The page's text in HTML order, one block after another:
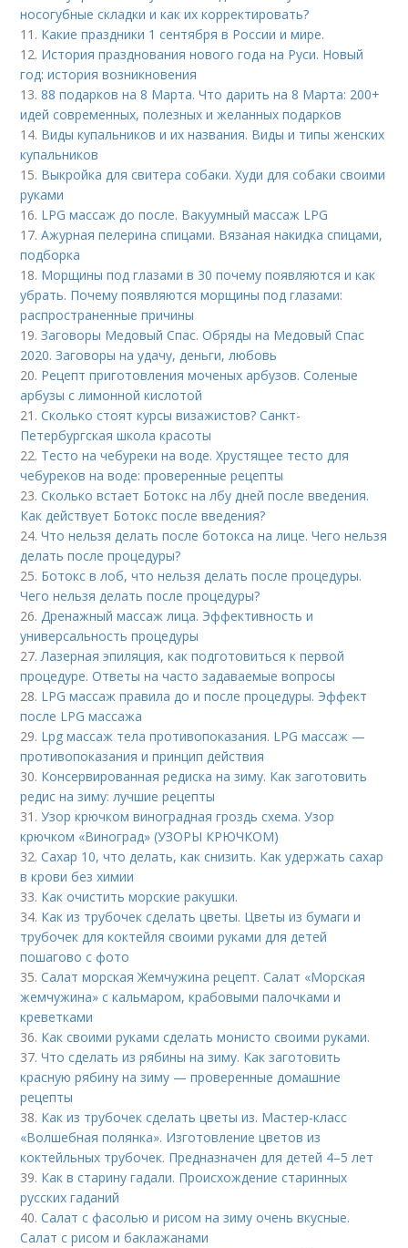
носогубные складки и как их корректировать?
11. Какие праздники 1 сентября в России и мире.
12. История празднования нового года на Руси. Новый
год: история возникновения
13.88 подарков на 8 Марта. Что дарить на 8 Марта: 200+
идей современных, полезных и желанных подарков
14. Виды купальников и их названия. Виды и типы женских
купальников
15. Выкройка для свитера собаки. Худи для собаки своими
руками
16. LPG массаж до после. Вакуумный массаж LPG
17.Ажурная пелерина спицами. Вязаная накидка спицами,
подборка
18. Морщины под глазами в 30 почему появляются и как
убрать. Почему появляются морщины под глазами:
распространенные причины
19.Заговоры Медовый Спас. Обряды на Медовый Спас
2020. Заговоры на удачу, деньги, любовь
20. Рецепт приготовления моченых арбузов. Соленые
арбузы с лимонной кислотой
21.Сколько стоят курсы визажистов? Санкт-
Петербургская школа красоты
22. Тесто на чебуреки на воде. Хрустящее тесто для
чебуреков на воде: проверенные рецепты
23.Сколько встает Ботокс на лбу дней после введения.
Как действует Ботокс после введения?
24.Что нельзя делать после ботокса на лице. Чего нельзя
делать после процедуры?
25. Ботокс в лоб, что нельзя делать после процедуры.
Чего нельзя делать после процедуры?
26.Дренажный массаж лица. Эффективность и
универсальность процедуры
27.Лазерная эпиляция, как подготовиться к первой
процедуре. Ответы на часто задаваемые вопросы
28. LPG массаж правила до и после процедуры. Эффект
после LPG массажа
29. Lpg массаж тела противопоказания. LPG массаж —
противопоказания и принцип действия
30. Консервированная редиска на зиму. Как заготовить
редис на зиму: лучшие рецепты
31.Узор крючком виноградная гроздь схема. Узор
крючком «Виноград» (УЗОРЫ КРЮЧКОМ)
32.Сахар 10, что делать, как снизить. Как удержать сахар
в крови без химии
33. Как очистить морские ракушки.
34. Как из трубочек сделать цветы. Цветы из бумаги и
трубочек для коктейля своими руками для детей
пошагово с фото
35.Салат морская Жемчужина рецепт. Салат «Морская
жемчужина» с кальмаром, крабовыми палочками и
креветками
36. Как своими руками сделать монисто своими руками.
37.Что сделать из рябины на зиму. Как заготовить
красную рябину на зиму — проверенные домашние
рецепты
38. Как из трубочек сделать цветы из. Мастер-класс
«Волшебная полянка». Изготовление цветов из
коктейльных трубочек. Предназначен для детей 4–5 лет
39. Как в старину гадали. Происхождение старинных
русских гаданий
40.Салат с фасолью и рисом на зиму очень вкусные.
Салат с рисом и баклажанами